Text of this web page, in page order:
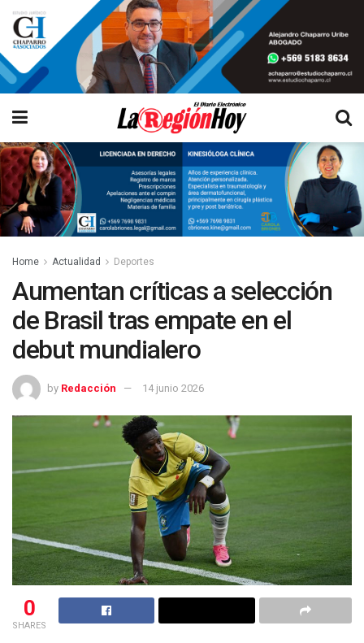
Home Actualidad Deportes
Aumentan críticas a selección
de Brasil tras empate en el
debut mundialero
by Redacción 14 junio 2026
0
SHARES